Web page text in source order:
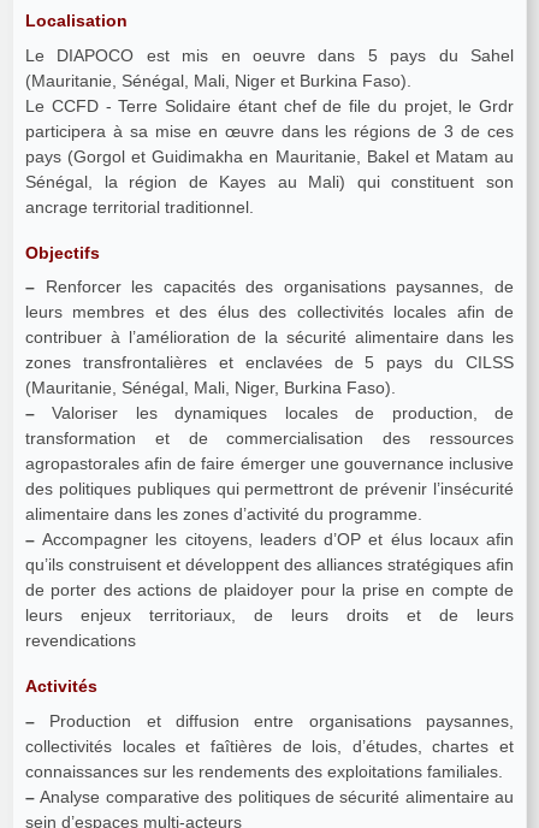
Localisation
Le DIAPOCO est mis en oeuvre dans 5 pays du Sahel
(Mauritanie, Sénégal, Mali, Niger et Burkina Faso).
Le CCFD - Terre Solidaire étant chef de file du projet, le Grdr
participera à sa mise en œuvre dans les régions de 3 de ces
pays (Gorgol et Guidimakha en Mauritanie, Bakel et Matam au
Sénégal, la région de Kayes au Mali) qui constituent son
ancrage territorial traditionnel.
Objectifs
– Renforcer les capacités des organisations paysannes, de
leurs membres et des élus des collectivités locales afin de
contribuer à l’amélioration de la sécurité alimentaire dans les
zones transfrontalières et enclavées de 5 pays du CILSS
(Mauritanie, Sénégal, Mali, Niger, Burkina Faso).
– Valoriser les dynamiques locales de production, de
transformation et de commercialisation des ressources
agropastorales afin de faire émerger une gouvernance inclusive
des politiques publiques qui permettront de prévenir l’insécurité
alimentaire dans les zones d’activité du programme.
– Accompagner les citoyens, leaders d’OP et élus locaux afin
qu’ils construisent et développent des alliances stratégiques afin
de porter des actions de plaidoyer pour la prise en compte de
leurs enjeux territoriaux, de leurs droits et de leurs
revendications
Activités
– Production et diffusion entre organisations paysannes,
collectivités locales et faîtières de lois, d’études, chartes et
connaissances sur les rendements des exploitations familiales.
– Analyse comparative des politiques de sécurité alimentaire au
sein d’espaces multi-acteurs